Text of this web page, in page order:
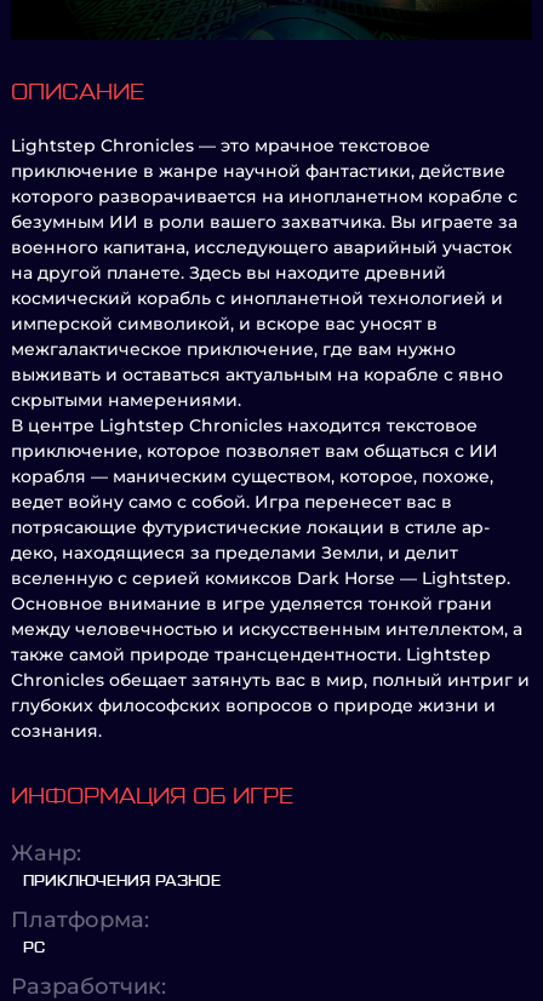
ОПИСАНИЕ
Lightstep Chronicles — это мрачное текстовое
приключение в жанре научной фантастики, действие
которого разворачивается на инопланетном корабле с
безумным ИИ в роли вашего захватчика. Вы играете за
военного капитана, исследующего аварийный участок
на другой планете. Здесь вы находите древний
космический корабль с инопланетной технологией и
имперской символикой, и вскоре вас уносят в
межгалактическое приключение, где вам нужно
выживать и оставаться актуальным на корабле с явно
скрытыми намерениями.
В центре Lightstep Chronicles находится текстовое
приключение, которое позволяет вам общаться с ИИ
корабля — маническим существом, которое, похоже,
ведет войну само с собой. Игра перенесет вас в
потрясающие футуристические локации в стиле ар-
деко, находящиеся за пределами Земли, и делит
вселенную с серией комиксов Dark Horse — Lightstep.
Основное внимание в игре уделяется тонкой грани
между человечностью и искусственным интеллектом, а
также самой природе трансцендентности. Lightstep
Chronicles обещает затянуть вас в мир, полный интриг и
глубоких философских вопросов о природе жизни и
сознания.
ИНФОРМАЦИЯ ОБ ИГРЕ
Жанр:
ПРИКЛЮЧЕНИЯ РАЗНОЕ
Платформа:
PC
Разработчик: